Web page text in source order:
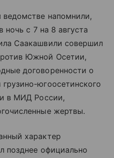
напомнили,
ночь с 7 на 8 августа
Саакашвили совершил
Южной Осетии,
договоренности о
югоосетинского
в МИД России,
жертвы.
характер
позднее официально